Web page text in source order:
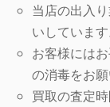
当店の出入
いしています
お客様には
の消毒をお願
買取の査定